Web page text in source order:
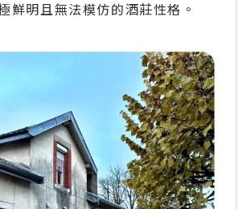
鮮明且無法模仿的酒莊性格。